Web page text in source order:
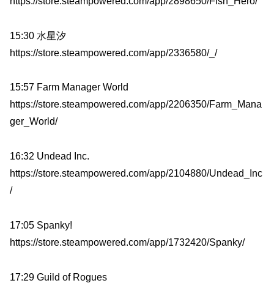
15:30 水星汐
https://store.steampowered.com/app/2336580/_/
15:57 Farm Manager World
https://store.steampowered.com/app/2206350/Farm_Mana
ger_World/
16:32 Undead Inc.
https://store.steampowered.com/app/2104880/Undead_Inc
/
17:05 Spanky!
https://store.steampowered.com/app/1732420/Spanky/
17:29 Guild of Rogues